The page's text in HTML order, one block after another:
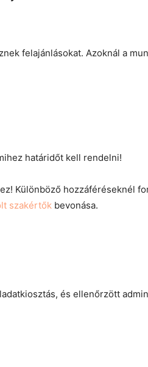
felajánlásokat. Azoknál a
határidőt kell rendelni!
Különböző hozzáféréseknél
szakértők bevonása.
és ellenőrzött